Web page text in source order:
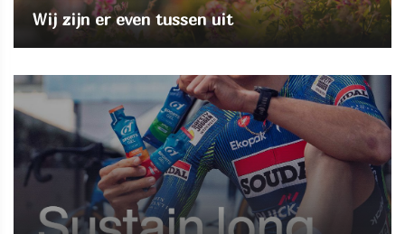
Wij zijn er even tussen uit